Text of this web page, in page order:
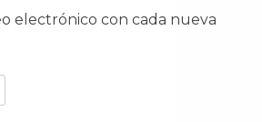
electrónico con cada nueva